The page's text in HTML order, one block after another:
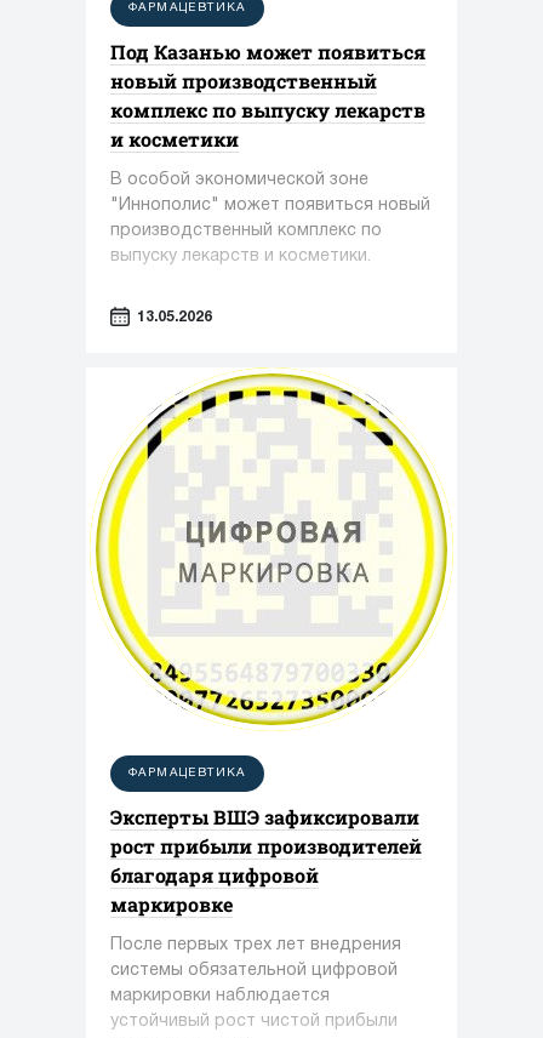
ФАРМАЦЕВТИКА
Под Казанью может появиться
новый производственный
комплекс по выпуску лекарств
и косметики
В особой экономической зоне
"Иннополис" может появиться новый
производственный комплекс по
выпуску лекарств и косметики.
13.05.2026
ФАРМАЦЕВТИКА
Эксперты ВШЭ зафиксировали
рост прибыли производителей
благодаря цифровой
маркировке
После первых трех лет внедрения
системы обязательной цифровой
маркировки наблюдается
устойчивый рост чистой прибыли